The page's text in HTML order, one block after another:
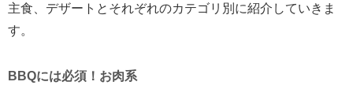
主食、デザートとそれぞれのカテゴリ別に紹介していきま
す。
BBQには必須！お肉系